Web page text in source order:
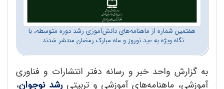
هفتمین شماره از ماهنامه‌های دانش‌آموزی رشد دوره متوسطه، با
نگاه ویژه به عید نوروز و ماه مبارک رمضان منتشر شدند.
به گزارش واحد خبر و رسانه دفتر انتشارات و فناوری
آموزشی، ماهنامه‌های آموزشی و تربیتیرشد نوجوان،